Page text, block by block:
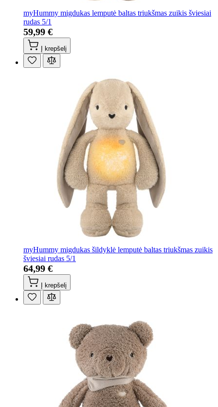
myHummy migdukas lemputė baltas triukšmas zuikis šviesiai
rudas 5/1
59,99 €
Į krepšelį
myHummy migdukas šildyklė lemputė baltas triukšmas zuikis
šviesiai rudas 5/1
64,99 €
Į krepšelį